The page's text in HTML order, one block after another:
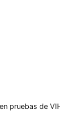
pruebas de